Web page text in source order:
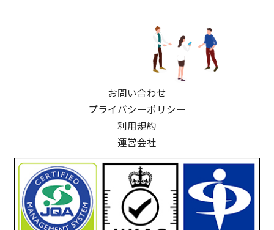
お問い合わせ
プライバシーポリシー
利用規約
運営会社